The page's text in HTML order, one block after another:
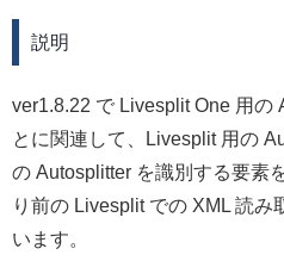
説明
ver1.8.22 で Livesplit One 用の
とに関連して、Livesplit 用の
の Autosplitter を識別する要素
り前の Livesplit での XML 読み
います。